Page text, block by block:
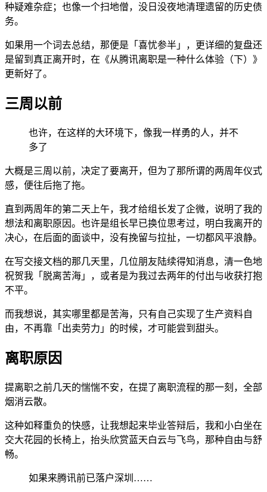
种疑难杂症；也像一个扫地僧，没日没夜地清理遗留的历史债
务。
如果用一个词去总结，那便是「喜忧参半」，更详细的复盘还
是留到真正离开时，在《从腾讯离职是一种什么体验（下）》
更新好了。
三周以前
也许，在这样的大环境下，像我一样勇的人，并不
多了
大概是三周以前，决定了要离开，但为了那所谓的两周年仪式
感，便往后拖了拖。
直到两周年的第二天上午，我才给组长发了企微，说明了我的
想法和离职原因。也许是组长早已换位思考过，明白我离开的
决心，在后面的面谈中，没有挽留与拉扯，一切都风平浪静。
在写交接文档的那几天里，几位朋友陆续得知消息，清一色地
祝贺我「脱离苦海」，或者是为我过去两年的付出与收获打抱
不平。
而我想说，其实哪里都是苦海，只有自己实现了生产资料自
由，不再靠「出卖劳力」的时候，才可能尝到甜头。
离职原因
提离职之前几天的惴惴不安，在提了离职流程的那一刻，全部
烟消云散。
这种如释重负的快感，让我想起来毕业答辩后，我和小白坐在
交大花园的长椅上，抬头欣赏蓝天白云与飞鸟，那种自由与舒
畅。
如果来腾讯前已落户深圳……